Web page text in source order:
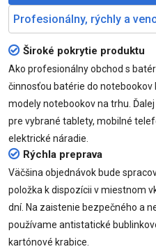
Profesionálny, rýchly a
Široké pokrytie produktu
Ako profesionálny obchod s
činnosťou batérie do
modely notebookov na trhu.
pre vybrané tablety, mobilné
elektrické náradie.
Rýchla preprava
Väčšina objednávok bude
položka k dispozícii v miestnom
dní. Na zaistenie bezpečného a
používame antistatické
kartónové krabice.